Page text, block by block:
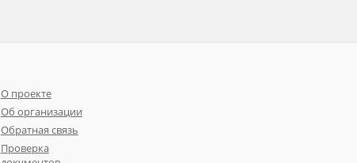
О проекте
Об организации
Обратная связь
Проверка